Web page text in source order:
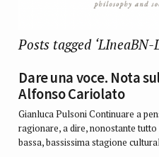
Posts tagged
Dare una voce. Nota
Alfonso Cariolato
Gianluca Pulsoni Continuare a
ragionare, a dire, nonostante
bassa, bassissima stagione